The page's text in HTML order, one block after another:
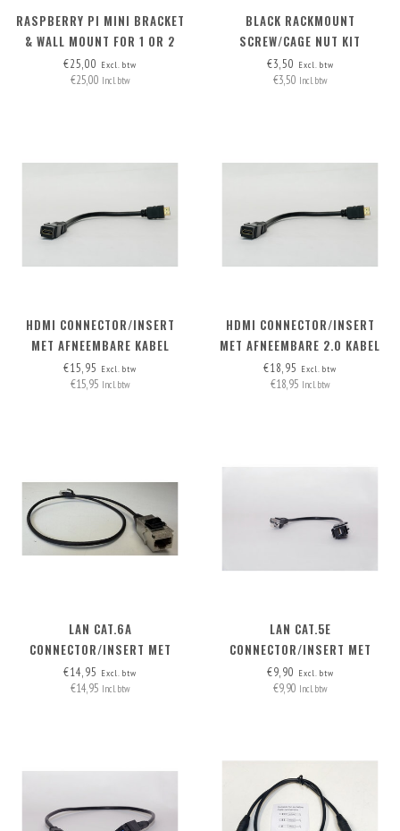
RASPBERRY PI MINI BRACKET
& WALL MOUNT FOR 1 OR 2
RASPI'S
€25,00 Excl. btw
€25,00 Incl. btw
BLACK RACKMOUNT
SCREW/CAGE NUT KIT
€3,50 Excl. btw
€3,50 Incl. btw
HDMI CONNECTOR/INSERT
MET AFNEEMBARE KABEL
HDMI-A>HDMI-A
€15,95 Excl. btw
€15,95 Incl. btw
HDMI CONNECTOR/INSERT
MET AFNEEMBARE 2.0 KABEL
HDMI-A>HDMI-A
€18,95 Excl. btw
€18,95 Incl. btw
LAN CAT.6A
CONNECTOR/INSERT MET
AFNEEMBARE KABEL
€14,95 Excl. btw
€14,95 Incl. btw
LAN CAT.5E
CONNECTOR/INSERT MET
AFNEEMBARE KABEL
€9,90 Excl. btw
€9,90 Incl. btw